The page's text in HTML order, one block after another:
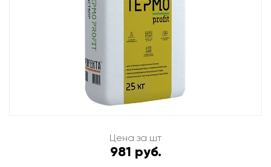
Цена за шт
981 руб.